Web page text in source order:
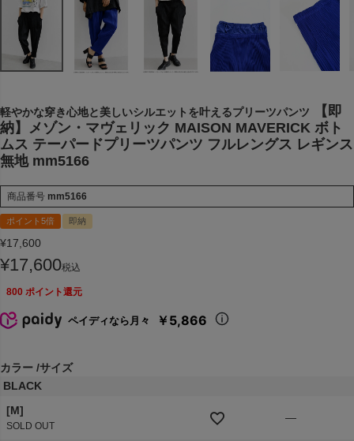
軽やかな穿き心地と美しいシルエットを叶えるプリーツパンツ
【即
納】メゾン・マヴェリック MAISON MAVERICK ボト
ムス テーパードプリーツパンツ フルレングス レギンス
無地 mm5166
商品番号 mm5166
ポイント5倍 即納
¥17,600
¥17,600税込
800 ポイント還元
ペイディなら月々 ￥5,866
カラー サイズ
BLACK
[M]
SOLD OUT
—